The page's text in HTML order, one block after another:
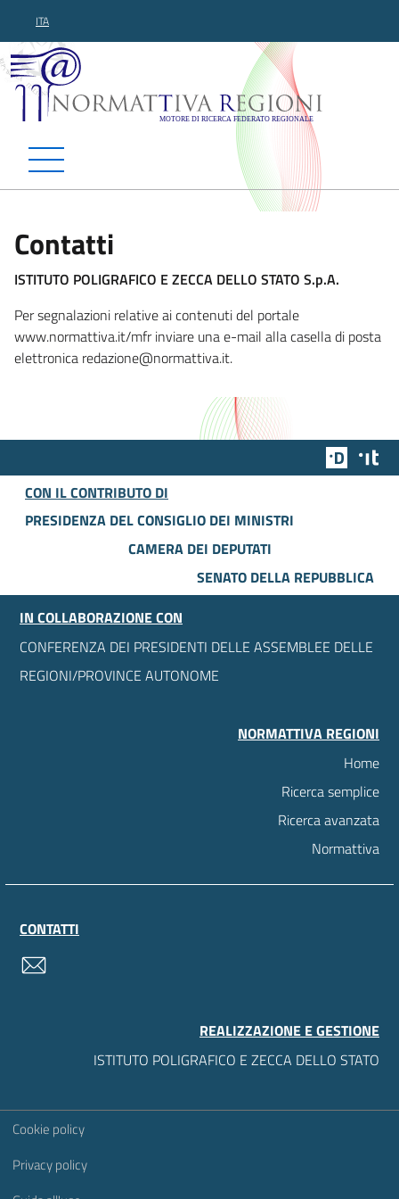
ITA
Normattiva Regioni -
Contatti
ISTITUTO POLIGRAFICO E ZECCA DELLO STATO S.p.A.
Per segnalazioni relative ai contenuti del portale
www.normattiva.it/mfr inviare una e-mail alla casella di posta
elettronica redazione@normattiva.it.
Team
CON IL CONTRIBUTO DI
PRESIDENZA DEL CONSIGLIO DEI MINISTRI
CAMERA DEI DEPUTATI
SENATO DELLA REPUBBLICA
IN COLLABORAZIONE CON
CONFERENZA DEI PRESIDENTI DELLE ASSEMBLEE DELLE
REGIONI/PROVINCE AUTONOME
NORMATTIVA REGIONI
Home
Ricerca semplice
Ricerca avanzata
Normattiva
CONTATTI
REALIZZAZIONE E GESTIONE
ISTITUTO POLIGRAFICO E ZECCA DELLO STATO
Sezione Link Utili
Cookie policy
Privacy policy